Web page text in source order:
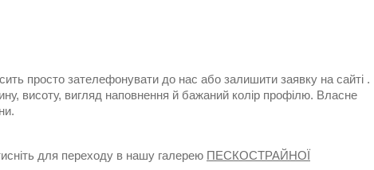
просто зателефонувати до нас або залишити заявку на сайті .
висоту, вигляд наповнення й бажаний колір профілю. Власне
для переходу в нашу галерею ПЕСКОСТРАЙНОЇ